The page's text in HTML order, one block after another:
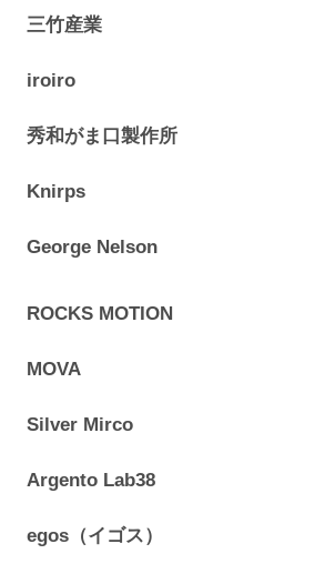
三竹産業
iroiro
秀和がま口製作所
Knirps
George Nelson
ROCKS MOTION
MOVA
Silver Mirco
Argento Lab38
egos（イゴス）